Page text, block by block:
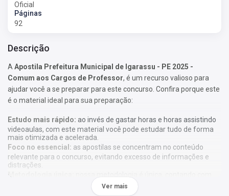
Oficial
Páginas
92
Descrição
A Apostila Prefeitura Municipal de Igarassu - PE 2025 -
Comum aos Cargos de Professor, é um recurso valioso para
ajudar você a se preparar para este concurso. Confira porque este
é o material ideal para sua preparação:
Estudo mais rápido: ao invés de gastar horas e horas assistindo
videoaulas, com este material você pode estudar tudo de forma
mais otimizada e acelerada.
Foco no essencial: as apostilas se concentram no conteúdo
relevante para o concurso, evitando excesso de informações e
distrações.
Metodologia única:
diversos recursos de aprendizagem que irão acelerar seu
aprendizado, gráficos, tabelas e destaques do que é mais
Ver mais